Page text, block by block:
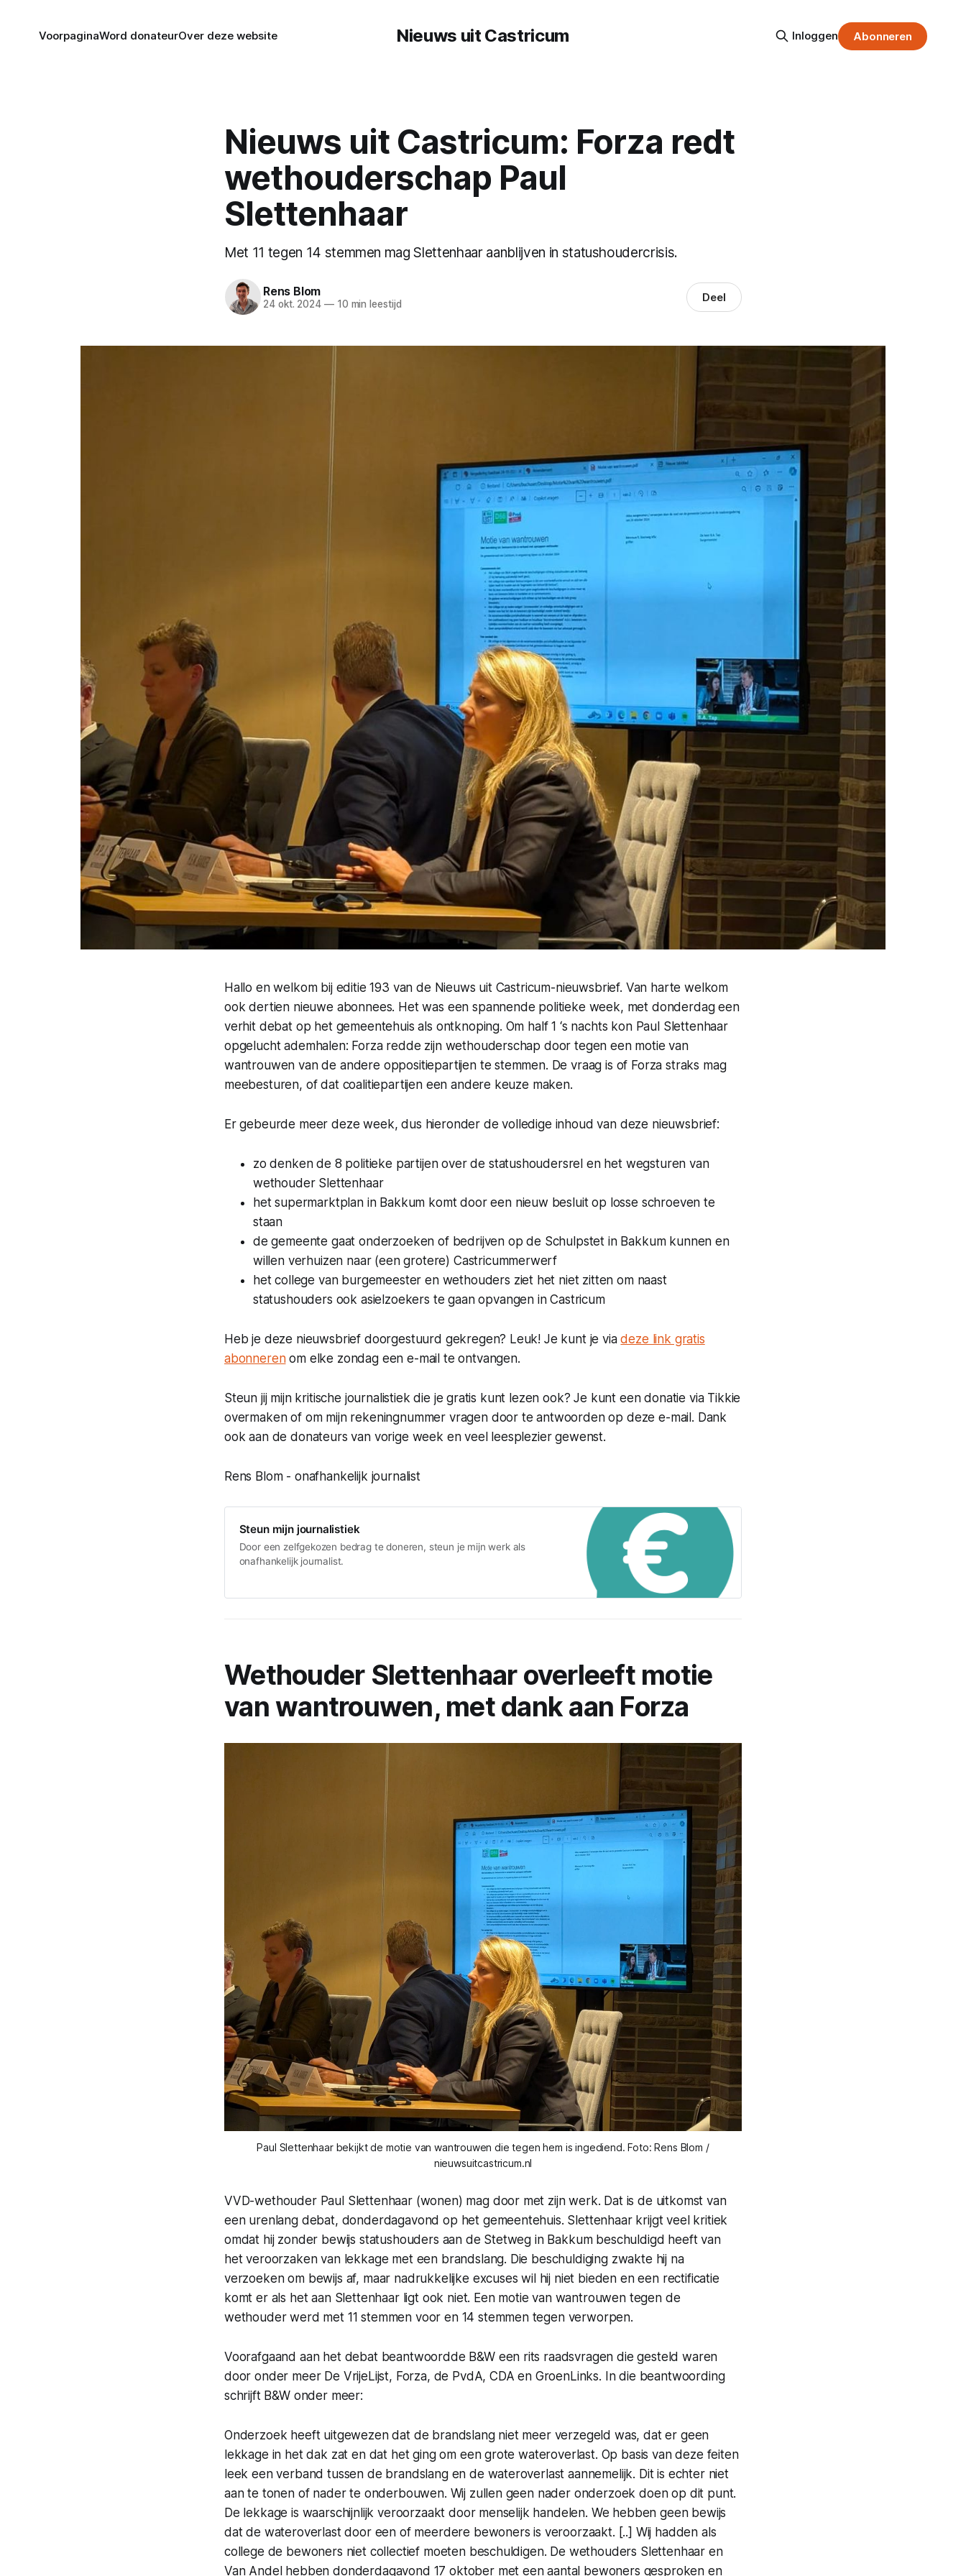
Nieuws uit Castricum
VoorpaginaWord donateurOver deze website Inloggen Abonneren
Nieuws uit Castricum: Forza redt
wethouderschap Paul
Slettenhaar
Met 11 tegen 14 stemmen mag Slettenhaar aanblijven in statushoudercrisis.
Rens Blom
24 okt. 2024 —10 min leestijd Deel
Hallo en welkom bij editie 193 van de Nieuws uit Castricum-nieuwsbrief. Van harte welkom
ook dertien nieuwe abonnees. Het was een spannende politieke week, met donderdag een
verhit debat op het gemeentehuis als ontknoping. Om half 1 ‘s nachts kon Paul Slettenhaar
opgelucht ademhalen: Forza redde zijn wethouderschap door tegen een motie van
wantrouwen van de andere oppositiepartijen te stemmen. De vraag is of Forza straks mag
meebesturen, of dat coalitiepartijen een andere keuze maken.
Er gebeurde meer deze week, dus hieronder de volledige inhoud van deze nieuwsbrief:
zo denken de 8 politieke partijen over de statushoudersrel en het wegsturen van
wethouder Slettenhaar
het supermarktplan in Bakkum komt door een nieuw besluit op losse schroeven te
staan
de gemeente gaat onderzoeken of bedrijven op de Schulpstet in Bakkum kunnen en
willen verhuizen naar (een grotere) Castricummerwerf
het college van burgemeester en wethouders ziet het niet zitten om naast
statushouders ook asielzoekers te gaan opvangen in Castricum
Heb je deze nieuwsbrief doorgestuurd gekregen? Leuk! Je kunt je viadeze link gratis
abonnerenom elke zondag een e-mail te ontvangen.
Steun jij mijn kritische journalistiek die je gratis kunt lezen ook? Je kunt een donatie via Tikkie
overmaken of om mijn rekeningnummer vragen door te antwoorden op deze e-mail. Dank
ook aan de donateurs van vorige week en veel leesplezier gewenst.
Rens Blom - onafhankelijk journalist
Steun mijn journalistiek
Door een zelfgekozen bedrag te doneren, steun je mijn werk als
onafhankelijk journalist.
Wethouder Slettenhaar overleeft motie
van wantrouwen, met dank aan Forza
Paul Slettenhaar bekijkt de motie van wantrouwen die tegen hem is ingediend. Foto: Rens Blom /
nieuwsuitcastricum.nl
VVD-wethouder Paul Slettenhaar (wonen) mag door met zijn werk. Dat is de uitkomst van
een urenlang debat, donderdagavond op het gemeentehuis. Slettenhaar krijgt veel kritiek
omdat hij zonder bewijs statushouders aan de Stetweg in Bakkum beschuldigd heeft van
het veroorzaken van lekkage met een brandslang. Die beschuldiging zwakte hij na
verzoeken om bewijs af, maar nadrukkelijke excuses wil hij niet bieden en een rectificatie
komt er als het aan Slettenhaar ligt ook niet. Een motie van wantrouwen tegen de
wethouder werd met 11 stemmen voor en 14 stemmen tegen verworpen.
Voorafgaand aan het debat beantwoordde B&W een rits raadsvragen die gesteld waren
door onder meer De VrijeLijst, Forza, de PvdA, CDA en GroenLinks. In die beantwoording
schrijft B&W onder meer:
Onderzoek heeft uitgewezen dat de brandslang niet meer verzegeld was, dat er geen
lekkage in het dak zat en dat het ging om een grote wateroverlast. Op basis van deze feiten
leek een verband tussen de brandslang en de wateroverlast aannemelijk. Dit is echter niet
aan te tonen of nader te onderbouwen. Wij zullen geen nader onderzoek doen op dit punt.
De lekkage is waarschijnlijk veroorzaakt door menselijk handelen. We hebben geen bewijs
dat de wateroverlast door een of meerdere bewoners is veroorzaakt. [..] Wij hadden als
college de bewoners niet collectief moeten beschuldigen. De wethouders Slettenhaar en
Van Andel hebben donderdagavond 17 oktober met een aantal bewoners gesproken en